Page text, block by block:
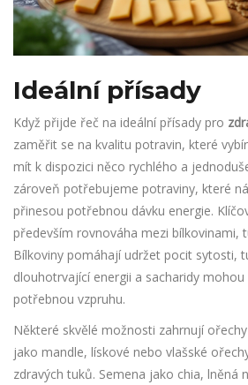
Ideální přísady
Když přijde řeč na ideální přísady pro
zaměřit se na kvalitu potravin, které
mít k dispozici něco rychlého a
zároveň potřebujeme potraviny, které
přinesou potřebnou dávku energie.
především rovnováha mezi bílkovinami,
Bílkoviny pomáhají udržet pocit sytosti,
dlouhotrvající energii a sacharidy
potřebnou vzpruhu.
Některé skvělé možnosti zahrnují
jako mandle, lískové nebo vlašské
zdravých tuků. Semena jako chia, lněná